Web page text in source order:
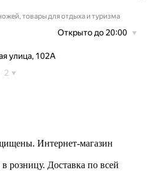
Интернет-магазин
розницу. Доставка по всей